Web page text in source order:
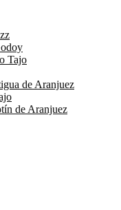
Tajo
de Aranjuez
de Aranjuez